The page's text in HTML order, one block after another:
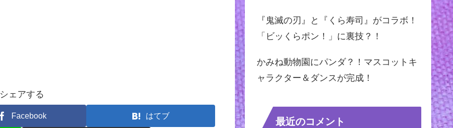
シェアする
Facebook はてブ
『鬼滅の刃』と『くら寿司』がコラボ！
「ビッくらポン！」に裏技？！
かみね動物園にパンダ？！マスコットキ
ャラクター＆ダンスが完成！
最近のコメント